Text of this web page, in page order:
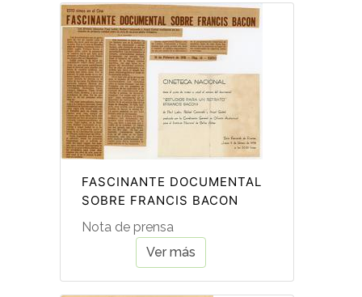
FASCINANTE DOCUMENTAL
SOBRE FRANCIS BACON
Nota de prensa
Ver más